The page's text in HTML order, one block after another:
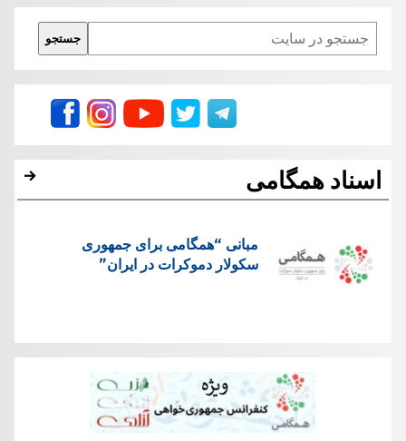
b
o
a
m
in
A
p
Search
جستجو
اسناد همگامی
مبانی “همگامی برای جمهوری
سکولار دموکرات در ايران”